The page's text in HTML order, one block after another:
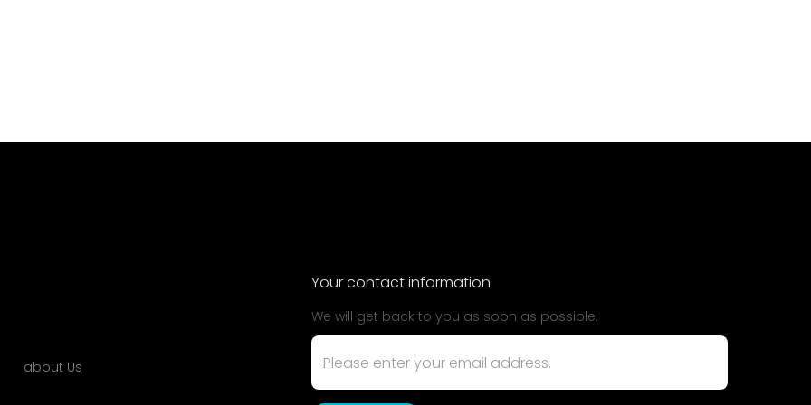
about Us
Your contact information
We will get back to you as soon as possible.